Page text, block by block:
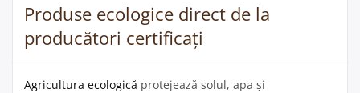
Produse ecologice direct de la
producători certificați
Agricultura ecologică protejează solul, apa și